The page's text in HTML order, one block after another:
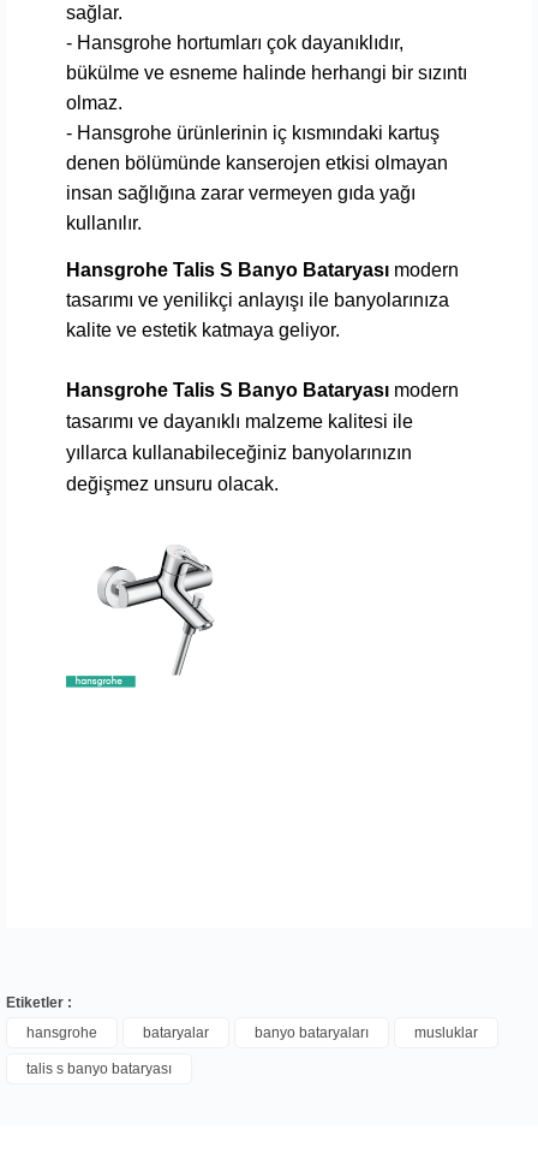
sağlar.
- Hansgrohe hortumları çok dayanıklıdır,
bükülme ve esneme halinde herhangi bir sızıntı
olmaz.
- Hansgrohe ürünlerinin iç kısmındaki kartuş
denen bölümünde kanserojen etkisi olmayan
insan sağlığına zarar vermeyen gıda yağı
kullanılır.
Hansgrohe Talis S Banyo Bataryası modern
tasarımı ve yenilikçi anlayışı ile banyolarınıza
kalite ve estetik katmaya geliyor.
Hansgrohe Talis S Banyo Bataryası modern
tasarımı ve dayanıklı malzeme kalitesi ile
yıllarca kullanabileceğiniz banyolarınızın
değişmez unsuru olacak.
Bu ürüne ilk yorumu siz yapın!
Etiketler :
hansgrohe
bataryalar banyo bataryaları musluklar
talis s banyo bataryası